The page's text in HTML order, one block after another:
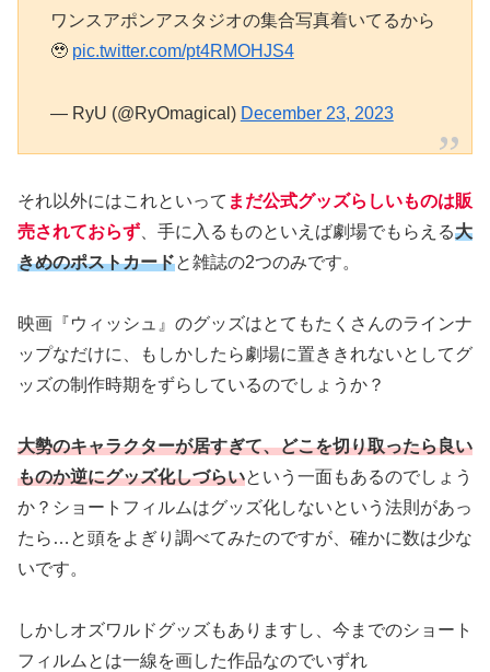
ワンスアポンアスタジオの集合写真着いてるから
🥹 pic.twitter.com/pt4RMOHJS4
— RyU (@RyOmagical) December 23, 2023
それ以外にはこれといって まだ公式グッズらしいものは販
売されておらず 、手に入るものといえば劇場でもらえる大
きめのポストカードと雑誌の2つのみです。
映画『ウィッシュ』のグッズはとてもたくさんのラインナ
ップなだけに、もしかしたら劇場に置ききれないとしてグ
ッズの制作時期をずらしているのでしょうか？
大勢のキャラクターが居すぎて、どこを切り取ったら良い
ものか逆にグッズ化しづらいという一面もあるのでしょう
か？ショートフィルムはグッズ化しないという法則があっ
たら…と頭をよぎり調べてみたのですが、確かに数は少な
いです。
しかしオズワルドグッズもありますし、今までのショート
フィルムとは一線を画した作品なのでいずれ